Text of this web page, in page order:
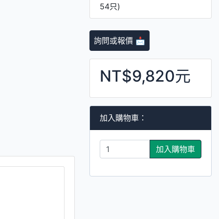
54只)
詢問或報價 📩
NT$9,820元
加入購物車：
加入購物車